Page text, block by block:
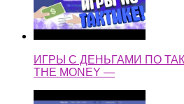
ИГРЫ С ДЕНЬГАМИ ПО
THE MONEY —